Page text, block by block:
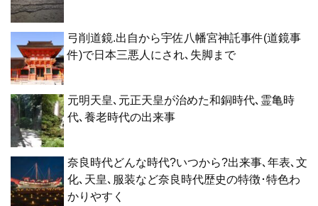
弓削道鏡.出自から宇佐八幡宮神託事件(道鏡事
件)で日本三悪人にされ､失脚まで
元明天皇､元正天皇が治めた和銅時代､霊亀時
代､養老時代の出来事
奈良時代どんな時代?いつから?出来事､年表､文
化､天皇､服装など奈良時代歴史の特徴･特色わ
かりやすく